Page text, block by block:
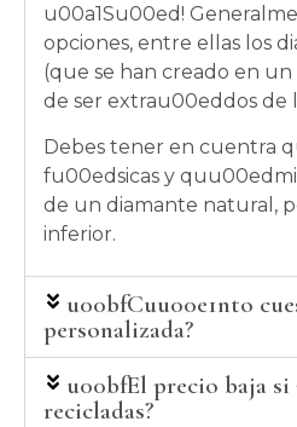
u00a1Su00ed!
opciones, entre ellas los
(que se han creado en
de ser extrau00eddos de
Debes tener en cuentra
fu00edsicas y
de un diamante natural,
inferior.
u00bfCuu00e1nto
personalizada?
u00bfEl precio baja
recicladas?